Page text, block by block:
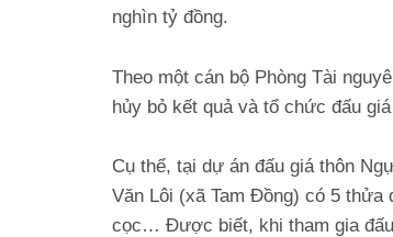
nghìn tỷ đồng.
Theo một cán bộ Phòng Tài
hủy bỏ kết quả và tổ chức đấu
Cụ thể, tại dự án đấu giá thôn
Văn Lôi (xã Tam Đồng) có 5
cọc… Được biết, khi tham gia đấu